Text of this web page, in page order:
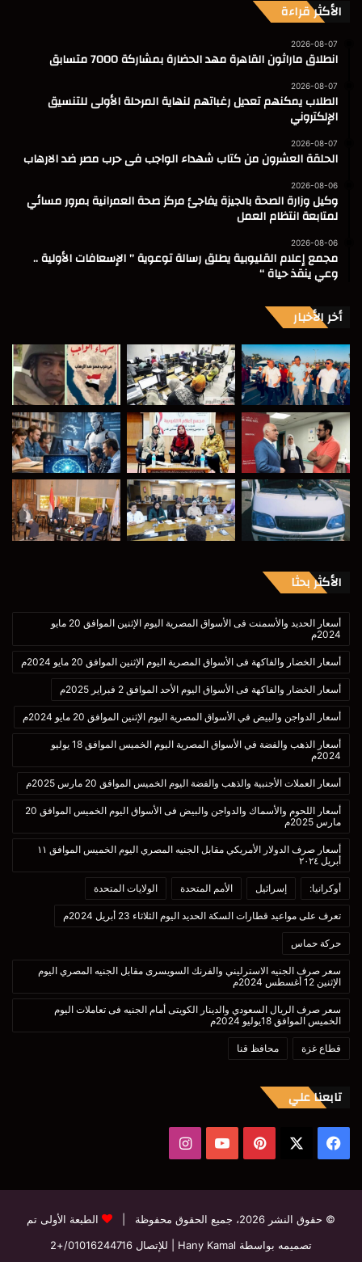
الأكثر قراءة
2026-08-07
انطلاق ماراثون القاهرة مهد الحضارة بمشاركة 7000 متسابق
2026-08-07
الطلاب يمكنهم تعديل رغباتهم لنهاية المرحلة الأولى للتنسيق
الإلكتروني
2026-08-07
الحلقة العشرون من كتاب شهداء الواجب فى حرب مصر ضد الارهاب
2026-08-06
وكيل وزارة الصحة بالجيزة يفاجئ مركز صحة العمرانية بمرور مسائي
لمتابعة انتظام العمل
2026-08-06
مجمع إعلام القليوبية يطلق رسالة توعوية ” الإسعافات الأولية ..
وعي ينقذ حياة “
أخر الأخبار
الأكثر بحثا
أسعار الحديد والأسمنت فى الأسواق المصرية اليوم الإثنين الموافق 20 مايو
2024م
أسعار الخضار والفاكهة فى الأسواق المصرية اليوم الإثنين الموافق 20 مايو 2024م
أسعار الخضار والفاكهة فى الأسواق اليوم الأحد الموافق 2 فبراير 2025م
أسعار الدواجن والبيض في الأسواق المصرية اليوم الإثنين الموافق 20 مايو 2024م
أسعار الذهب والفضة في الأسواق المصرية اليوم الخميس الموافق 18 يوليو
2024م
أسعار العملات الأجنبية والذهب والفضة اليوم الخميس الموافق 20 مارس 2025م
أسعار اللحوم والأسماك والدواجن والبيض فى الأسواق اليوم الخميس الموافق 20
مارس 2025م
أسعار صرف الدولار الأمريكي مقابل الجنيه المصري اليوم الخميس الموافق ١١
أبريل ٢٠٢٤
أوكرانيا: إسرائيل الأمم المتحدة الولايات المتحدة
تعرف على مواعيد قطارات السكة الحديد اليوم الثلاثاء 23 أبريل 2024م
حركة حماس
سعر صرف الجنيه الاسترليني والفرنك السويسرى مقابل الجنيه المصري اليوم
الإثنين 12 أغسطس 2024م
سعر صرف الريال السعودي والدينار الكويتى أمام الجنيه فى تعاملات اليوم
الخميس الموافق 18يوليو 2024م
قطاع غزة محافظ قنا
تابعنا علي
فيسبوك بينتيريست‫YouTube
© حقوق النشر 2026، جميع الحقوق محفوظة |
الطبعة الأولى تم
تصميمه بواسطة Hany Kamal
| للإتصال 01016244716/+2